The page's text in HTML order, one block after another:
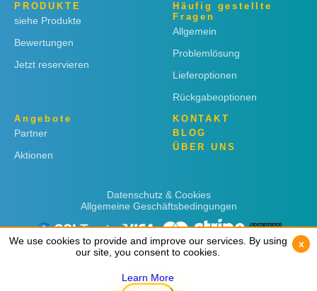
PRODUKTE
siehe Produkte
Bewertungen
Jetzt reservieren
Häufig gestellte
Fragen
Allgemein
Problemlösung
Lieferoptionen
Rückgabeoptionen
Angebote
Partner
Aktionen
KONTAKT
BLOG
ÜBER UNS
Datenschutz & Cookies
Allgemeine Geschäftsbedingungen
We use cookies to provide and improve our services. By using
our site, you consent to cookies.
Learn More
x
We use cookies to provide and improve our services. By using
our site, you consent to cookies.
Learn More
x